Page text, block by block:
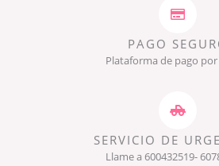
PAGO
Plataforma de pago
SERVICIO DE
Llame a 600432519-